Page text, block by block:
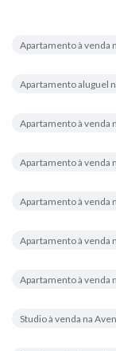
Apartamento à venda
Apartamento aluguel
Apartamento à venda
Apartamento à venda
Apartamento à venda
Apartamento à venda
Apartamento à venda
Studio à venda na